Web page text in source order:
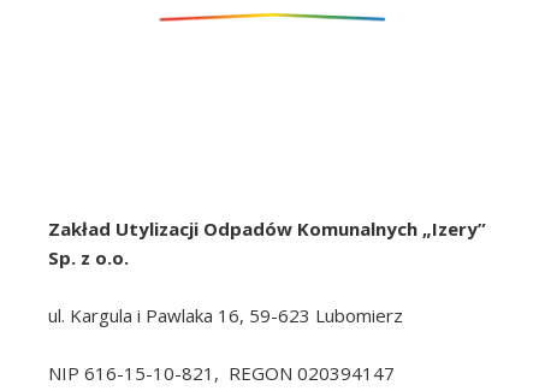
Zakład Utylizacji Odpadów Komunalnych „Izery”
Sp. z o.o.
ul. Kargula i Pawlaka 16, 59-623 Lubomierz
NIP 616-15-10-821, REGON 020394147